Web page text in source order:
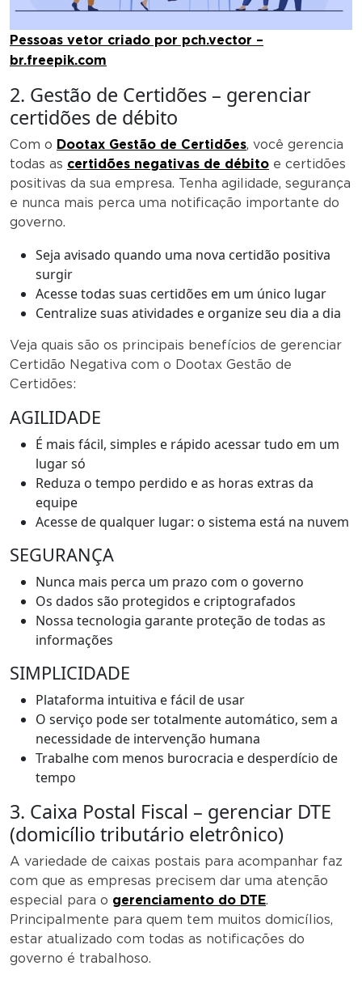
Pessoas vetor criado por pch.vector –
br.freepik.com
2. Gestão de Certidões – gerenciar
certidões de débito
Com o Dootax Gestão de Certidões, você gerencia
todas as certidões negativas de débito e certidões
positivas da sua empresa. Tenha agilidade, segurança
e nunca mais perca uma notificação importante do
governo.
Seja avisado quando uma nova certidão positiva
surgir
Acesse todas suas certidões em um único lugar
Centralize suas atividades e organize seu dia a dia
Veja quais são os principais benefícios de gerenciar
Certidão Negativa com o Dootax Gestão de
Certidões:
AGILIDADE
É mais fácil, simples e rápido acessar tudo em um
lugar só
Reduza o tempo perdido e as horas extras da
equipe
Acesse de qualquer lugar: o sistema está na nuvem
SEGURANÇA
Nunca mais perca um prazo com o governo
Os dados são protegidos e criptografados
Nossa tecnologia garante proteção de todas as
informações
SIMPLICIDADE
Plataforma intuitiva e fácil de usar
O serviço pode ser totalmente automático, sem a
necessidade de intervenção humana
Trabalhe com menos burocracia e desperdício de
tempo
3. Caixa Postal Fiscal – gerenciar DTE
(domicílio tributário eletrônico)
A variedade de caixas postais para acompanhar faz
com que as empresas precisem dar uma atenção
especial para o gerenciamento do DTE.
Principalmente para quem tem muitos domicílios,
estar atualizado com todas as notificações do
governo é trabalhoso.